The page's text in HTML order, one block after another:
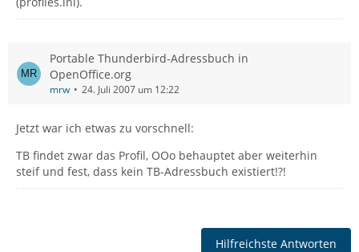
Portable Thunderbird-Adressbuch in
OpenOffice.org
mrw 24. Juli 2007 um 12:22
Jetzt war ich etwas zu vorschnell:
TB findet zwar das Profil, OOo behauptet aber weiterhin
steif und fest, dass kein TB-Adressbuch existiert!?!
Hilfreichste Antworten